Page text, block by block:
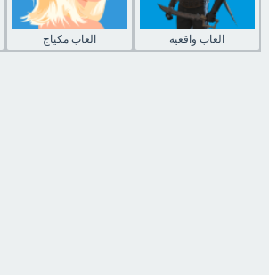
العاب مكياج العاب واقعية